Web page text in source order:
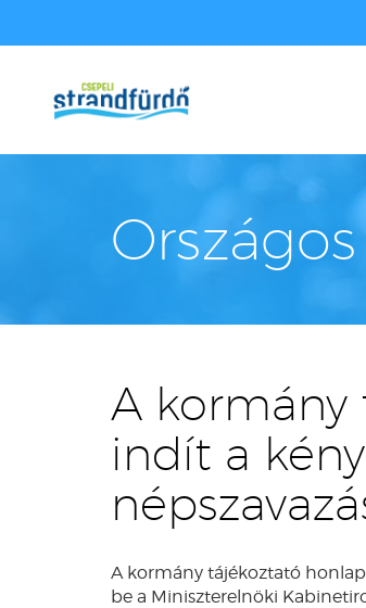
A
indít a
A kormány tájékoztató
be a Miniszterelnöki